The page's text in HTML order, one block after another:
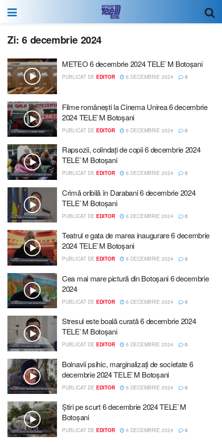
Zi:6 decembrie 2024
METEO 6 decembrie 2024 TELE`M Botoșani
PUBLICAT DE EDITOR 6 DECEMBRIE 2024 0
Filme românești la Cinema Unirea 6 decembrie
2024 TELE`M Botoșani
PUBLICAT DE EDITOR 6 DECEMBRIE 2024 0
Rapsozii, colindați de copii 6 decembrie 2024
TELE`M Botoșani
PUBLICAT DE EDITOR 6 DECEMBRIE 2024 0
Crimă oribilă în Darabani 6 decembrie 2024
TELE`M Botoșani
PUBLICAT DE EDITOR 6 DECEMBRIE 2024 0
Teatrul e gata de marea inaugurare 6 decembrie
2024 TELE`M Botoșani
PUBLICAT DE EDITOR 6 DECEMBRIE 2024 0
Cea mai mare pictură din Botoșani 6 decembrie
2024
PUBLICAT DE EDITOR 6 DECEMBRIE 2024 0
Stresul este boală curată 6 decembrie 2024
TELE`M Botoșani
PUBLICAT DE EDITOR 6 DECEMBRIE 2024 0
Bolnavii psihic, marginalizați de societate 6
decembrie 2024 TELE`M Botoșani
PUBLICAT DE EDITOR 6 DECEMBRIE 2024 0
Știri pe scurt 6 decembrie 2024 TELE`M
Botoșani
PUBLICAT DE EDITOR 6 DECEMBRIE 2024 0